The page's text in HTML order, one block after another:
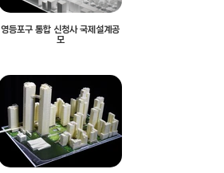
영등포구 통합 신청사 국제설계공
모